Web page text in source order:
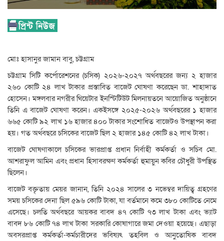
মোঃ হাসানুর জামান বাবু, চট্টগ্রাম
চট্টগ্রাম সিটি কর্পোরেশনের (চসিক) ২০২৬-২০২৭ অর্থবছরের জন্য ২ হাজার
২৬০ কোটি ২৪ লাখ টাকার প্রস্তাবিত বাজেট ঘোষণা করেছেন ডা. শাহাদাত
হোসেন। মঙ্গলবার নগরীর থিয়েটার ইনস্টিটিউট মিলনায়তনে আয়োজিত অনুষ্ঠানে
তিনি এ বাজেট ঘোষণা করেন। একইসঙ্গে ২০২৫-২০২৬ অর্থবছরের ১ হাজার
৬৬৫ কোটি ৯২ লাখ ১৬ হাজার ৪০০ টাকার সংশোধিত বাজেটও উপস্থাপন করা
হয়। গত অর্থবছরে চসিকের বাজেট ছিল ২ হাজার ১৪৫ কোটি ৪২ লাখ টাকা।
বাজেট ঘোষণাকালে চসিকের ভারপ্রাপ্ত প্রধান নির্বাহী কর্মকর্তা ও সচিব মো.
আশরাফুল আমিন এবং প্রধান হিসাবরক্ষণ কর্মকর্তা হুমায়ুন কবির চৌধুরী উপস্থিত
ছিলেন।
বাজেট বক্তৃতায় মেয়র জানান, তিনি ২০২৪ সালের ৩ নভেম্বর দায়িত্ব গ্রহণের
সময় চসিকের দেনা ছিল ৫৯৬ কোটি টাকা, যা বর্তমানে কমে ৩৮০ কোটিতে নেমে
এসেছে। চলতি অর্থবছরে আয়কর বাবদ ৪৭ কোটি ৭৩ লাখ টাকা এবং ভ্যাট
বাবদ ৮৬ কোটি ৭৪ লাখ টাকা সরকারি কোষাগারে জমা দেওয়া হয়েছে। এছাড়া
অবসরপ্রাপ্ত কর্মকর্তা-কর্মচারীদের ভবিষ্যৎ তহবিল ও আনুতোষিক বাবদ